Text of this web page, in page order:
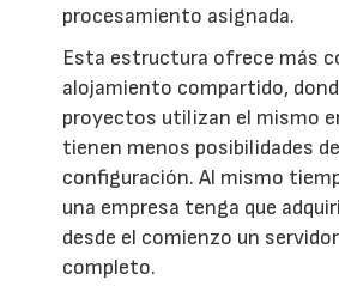
procesamiento asignada.
Esta estructura ofrece más
alojamiento compartido,
proyectos utilizan el mismo
tienen menos posibilidades de
configuración. Al mismo
una empresa tenga que
desde el comienzo un
completo.